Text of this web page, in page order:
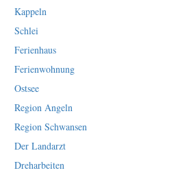
Kappeln
Schlei
Ferienhaus
Ferienwohnung
Ostsee
Region Angeln
Region Schwansen
Der Landarzt
Dreharbeiten